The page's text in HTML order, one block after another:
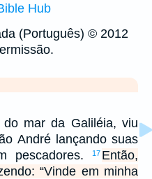
Hub
(Português) © 2012
do mar da Galiléia, viu
André lançando suas
pescadores.
17 Então,
“Vinde em minha